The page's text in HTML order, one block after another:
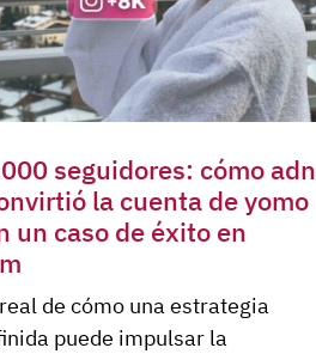
seguidores: cómo adn
la cuenta de yomo
un caso de éxito en
de cómo una estrategia
puede impulsar la